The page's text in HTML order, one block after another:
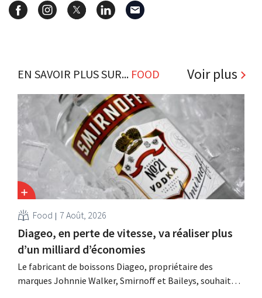
EN SAVOIR PLUS SUR... FOOD Voir plus
Food 7 Août, 2026
Diageo, en perte de vitesse, va réaliser plus
d’un milliard d’économies
Le fabricant de boissons Diageo, propriétaire des
marques Johnnie Walker, Smirnoff et Baileys, souhaite,